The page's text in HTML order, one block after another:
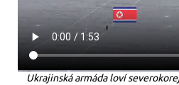
Ukrajinská armáda loví